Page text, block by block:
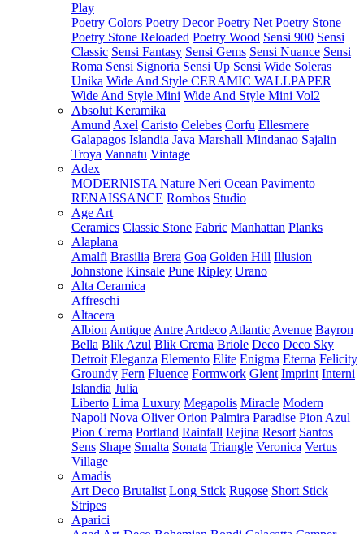
Play
Poetry Colors Poetry Decor Poetry Net Poetry Stone
Poetry Stone Reloaded Poetry Wood Sensi 900 Sensi
Classic Sensi Fantasy Sensi Gems Sensi Nuance Sensi
Roma Sensi Signoria Sensi Up Sensi Wide Soleras
Unika Wide And Style CERAMIC WALLPAPER
Wide And Style Mini Wide And Style Mini Vol2
Absolut Keramika
Amund Axel Caristo Celebes Corfu Ellesmere
Galapagos Islandia Java Marshall Mindanao Sajalin
Troya Vannatu Vintage
Adex
MODERNISTA Nature Neri Ocean Pavimento
RENAISSANCE Rombos Studio
Age Art
Ceramics Classic Stone Fabric Manhattan Planks
Alaplana
Amalfi Brasilia Brera Goa Golden Hill Illusion
Johnstone Kinsale Pune Ripley Urano
Alta Ceramica
Affreschi
Altacera
Albion Antique Antre Artdeco Atlantic Avenue Bayron
Bella Blik Azul Blik Crema Briole Deco Deco Sky
Detroit Eleganza Elemento Elite Enigma Eterna Felicity
Groundy Fern Fluence Formwork Glent Imprint Interni
Islandia Julia
Liberto Lima Luxury Megapolis Miracle Modern
Napoli Nova Oliver Orion Palmira Paradise Pion Azul
Pion Crema Portland Rainfall Rejina Resort Santos
Sens Shape Smalta Sonata Triangle Veronica Vertus
Village
Amadis
Art Deco Brutalist Long Stick Rugose Short Stick
Stripes
Aparici